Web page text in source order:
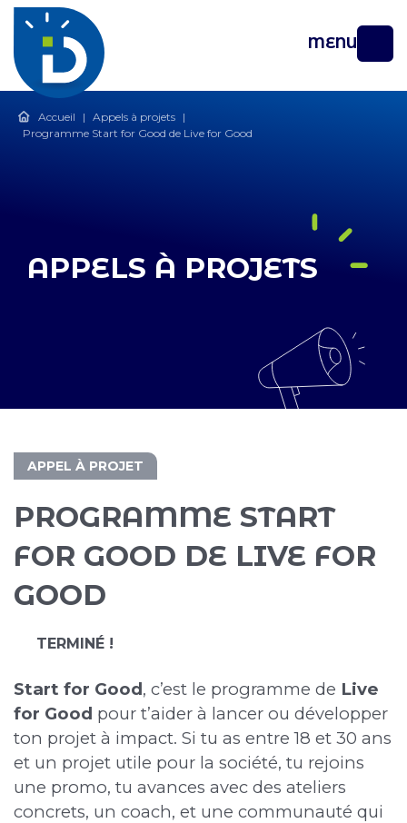
MENU
Accueil | Appels à projets |
Programme Start for Good de Live for Good
APPELS À PROJETS
APPEL À PROJET
PROGRAMME START
FOR GOOD DE LIVE FOR
GOOD
TERMINÉ !
Start for Good, c’est le programme de Live
for Good pour t’aider à lancer ou développer
ton projet à impact. Si tu as entre 18 et 30 ans
et un projet utile pour la société, tu rejoins
une promo, tu avances avec des ateliers
concrets, un coach, et une communauté qui